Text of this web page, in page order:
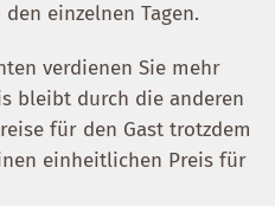
einzelnen Tagen.
verdienen Sie mehr
bleibt durch die anderen
für den Gast trotzdem
einheitlichen Preis für